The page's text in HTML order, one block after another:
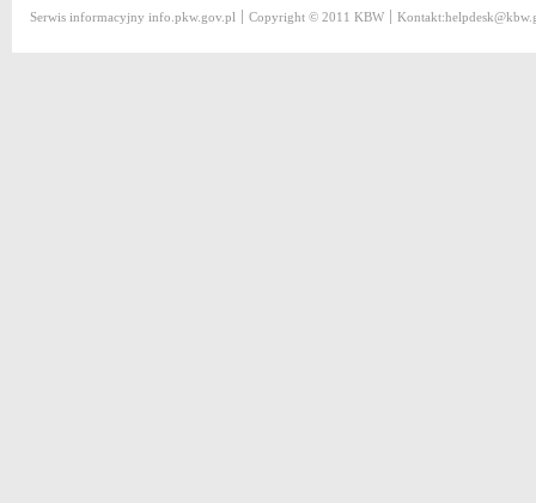
Serwis informacyjny info.pkw.gov.pl Copyright © 2011 KBW Kontakt: